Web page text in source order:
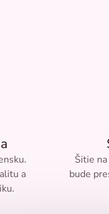
a
Šitie
bude